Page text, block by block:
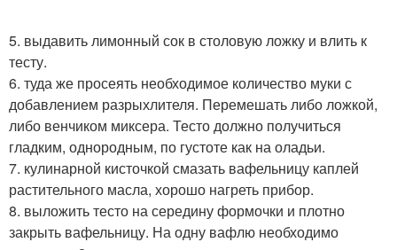
5. выдавить лимонный сок в столовую ложку и влить к
тесту.
6. туда же просеять необходимое количество муки с
добавлением разрыхлителя. Перемешать либо ложкой,
либо венчиком миксера. Тесто должно получиться
гладким, однородным, по густоте как на оладьи.
7. кулинарной кисточкой смазать вафельницу каплей
растительного масла, хорошо нагреть прибор.
8. выложить тесто на середину формочки и плотно
закрыть вафельницу. На одну вафлю необходимо